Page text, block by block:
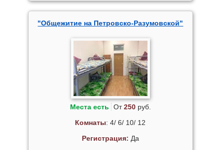
"Общежитие на Петровско-Разумовской"
Места есть От250руб.
Комнаты: 4/ 6/ 10/ 12
Регистрация: Да